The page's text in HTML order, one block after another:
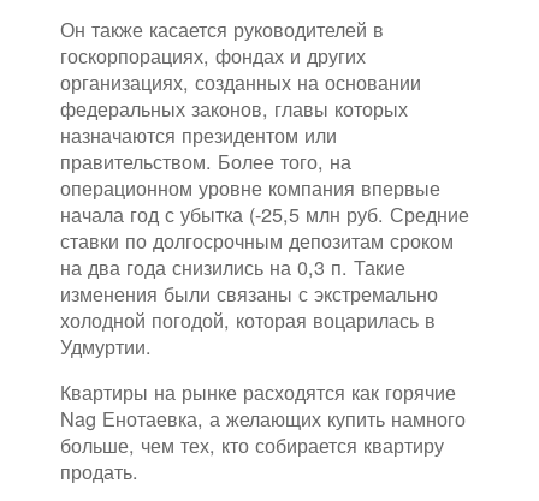
Он также касается руководителей в
госкорпорациях, фондах и других
организациях, созданных на основании
федеральных законов, главы которых
назначаются президентом или
правительством. Более того, на
операционном уровне компания впервые
начала год с убытка (-25,5 млн руб. Средние
ставки по долгосрочным депозитам сроком
на два года снизились на 0,3 п. Такие
изменения были связаны с экстремально
холодной погодой, которая воцарилась в
Удмуртии.
Квартиры на рынке расходятся как горячие
Nag Енотаевка, а желающих купить намного
больше, чем тех, кто собирается квартиру
продать.